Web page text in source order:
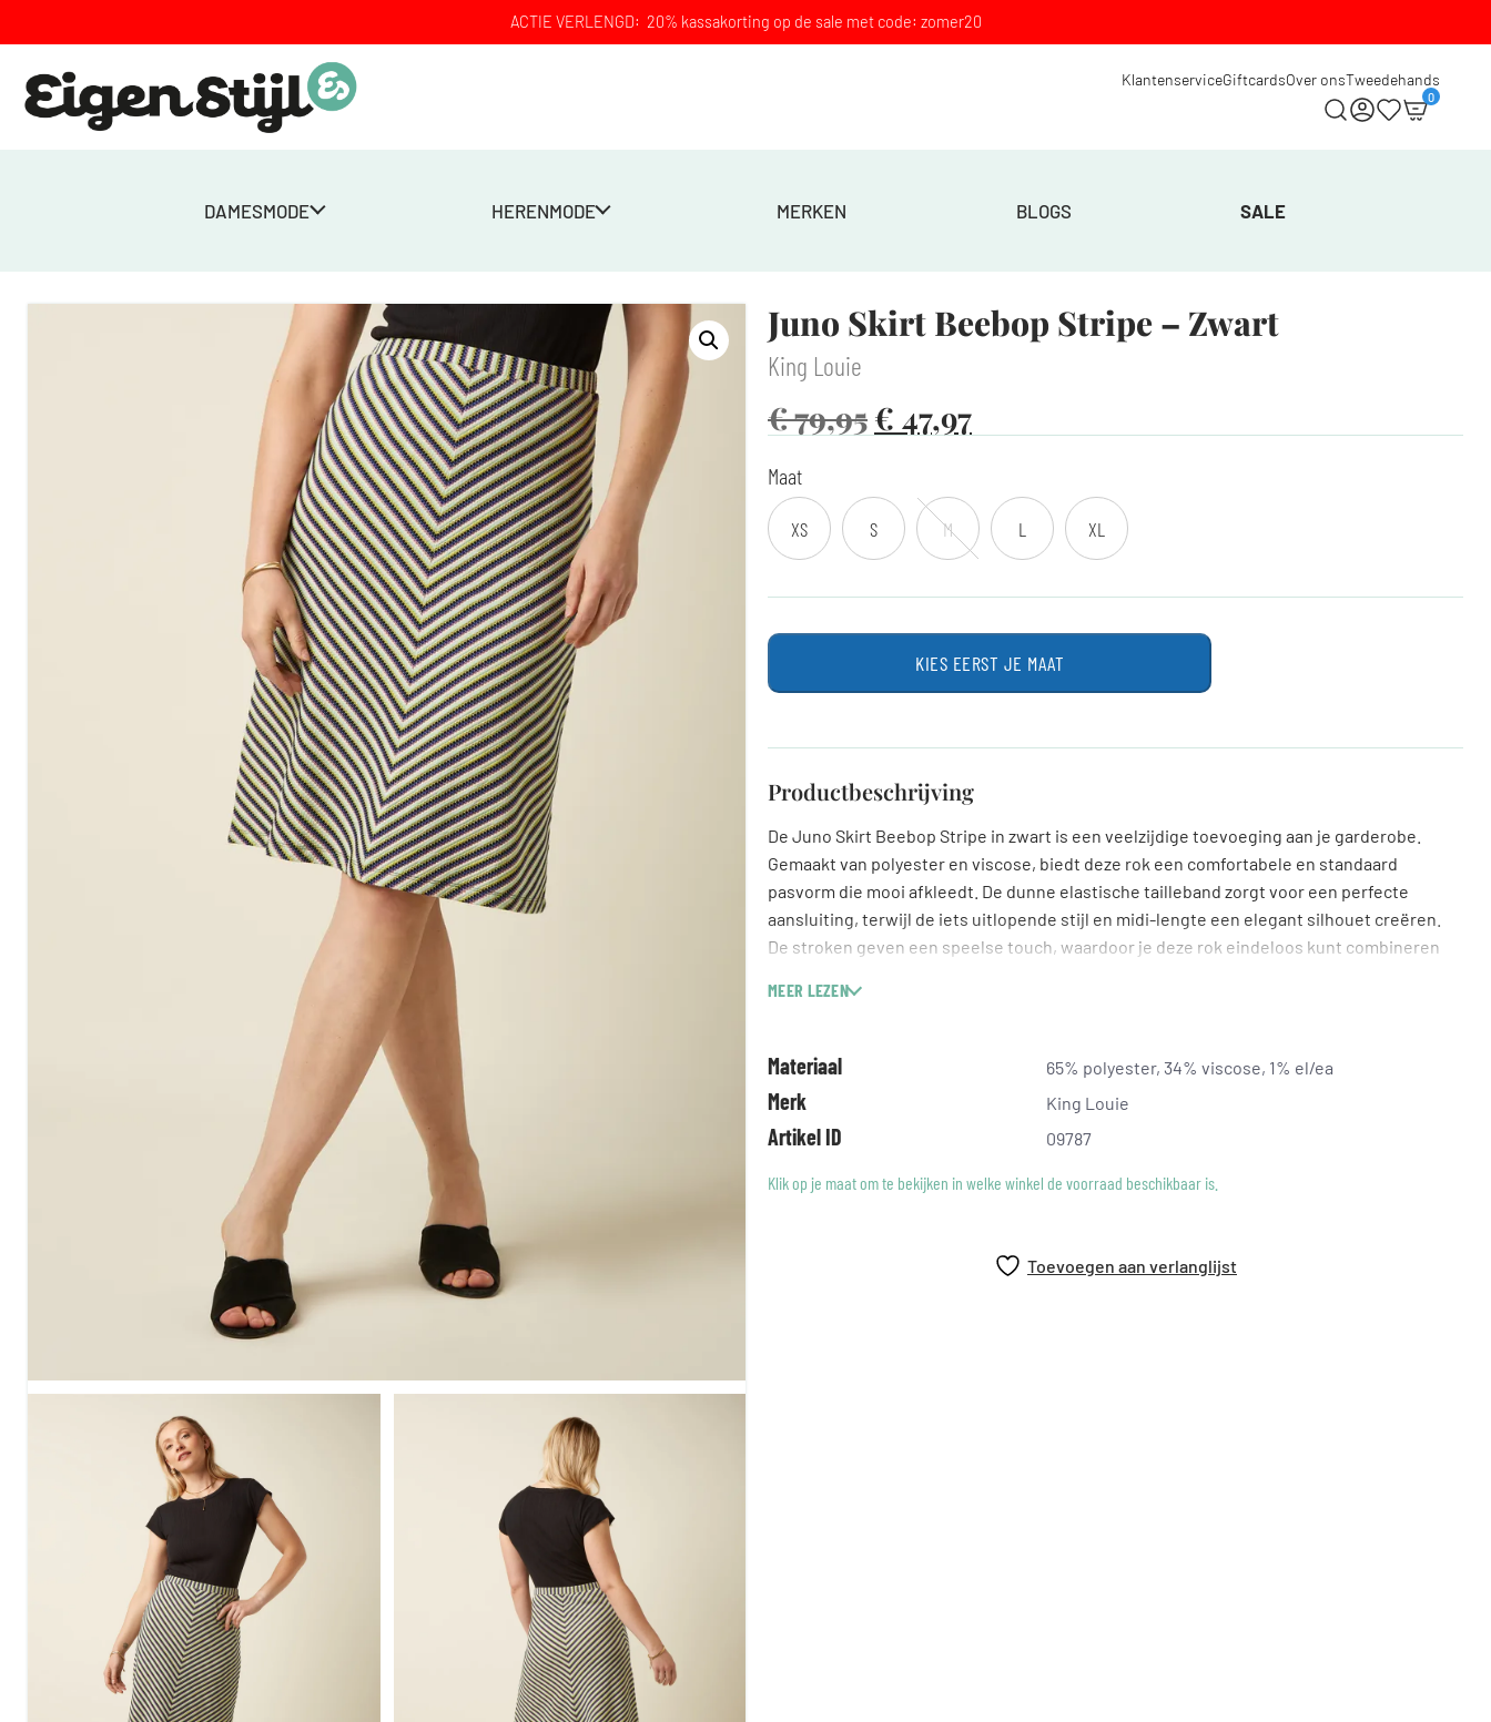
ACTIE VERLENGD: 20% kassakorting op de sale met code: zomer20
KlantenserviceGiftcardsOver onsTweedehands
0
DAMESMODE HERENMODE MERKEN BLOGS SALE
Juno Skirt Beebop Stripe – Zwart
King Louie
€79,95€ 47,97
Maat
XS S M L XL
KIES EERST JE MAAT
Productbeschrijving
De Juno Skirt Beebop Stripe in zwart is een veelzijdige toevoeging aan je garderobe.
Gemaakt van polyester en viscose, biedt deze rok een comfortabele en standaard
pasvorm die mooi afkleedt. De dunne elastische tailleband zorgt voor een perfecte
aansluiting, terwijl de iets uitlopende stijl en midi-lengte een elegant silhouet creëren.
De stroken geven een speelse touch, waardoor je deze rok eindeloos kunt combineren
jouw stijl van King Louie.
MEER LEZEN
Materiaal 65% polyester, 34% viscose, 1% el/ea
Merk King Louie
Artikel ID 09787
Klik op je maat om te bekijken in welke winkel de voorraad beschikbaar is.
Toevoegen aan verlanglijst